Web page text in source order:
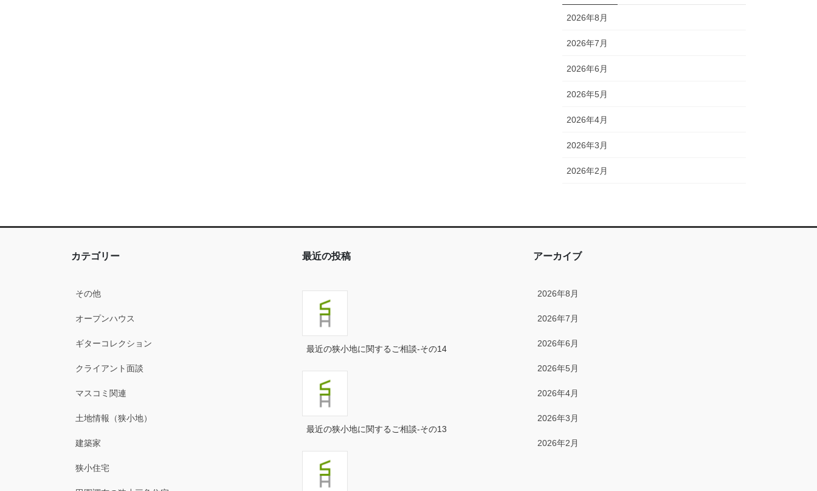
2026年8月
2026年7月
2026年6月
2026年5月
2026年4月
2026年3月
2026年2月
2025年9月
2025年8月
2025年7月
2025年6月
2025年5月
カテゴリー
その他
オープンハウス
ギターコレクション
クライアント面談
マスコミ関連
土地情報（狭小地）
建築家
狭小住宅
最近の投稿
最近の狭小地に関するご相談-その14
最近の狭小地に関するご相談-その13
アーカイブ
2026年8月
2026年7月
2026年6月
2026年5月
2026年4月
2026年3月
2026年2月